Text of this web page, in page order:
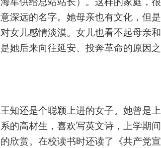
意深远的名字。她母亲也有文化，但
对女儿感情淡漠。女儿也看不起母亲
是她后来向往延安、投奔革命的原因之
王知还是个聪颖上进的女子。她曾是
系的高材生，喜欢写英文诗，上学期
的欣赏。在校读书时还读了《共产党